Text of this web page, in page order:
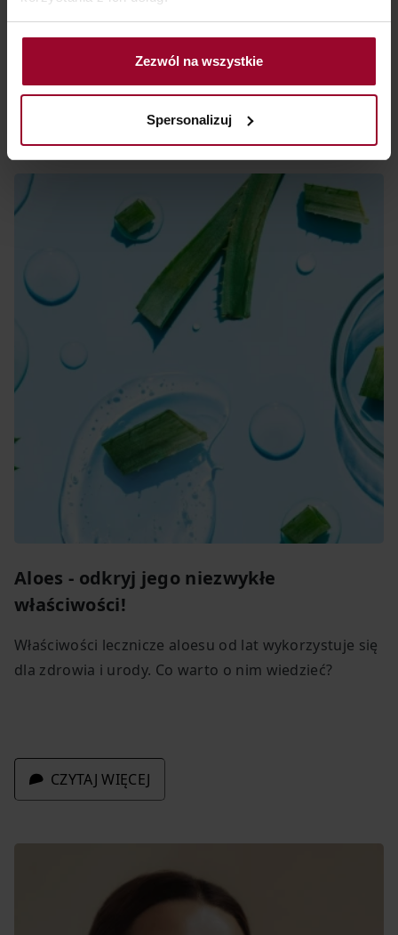
Zezwól na wszystkie
Spersonalizuj
oferty? Mamy coś dla cery suchej, zmęczonej i
Aloes - odkryj jego niezwykłe
właściwości!
Właściwości lecznicze aloesu od lat wykorzystuje się
dla zdrowia i urody. Co warto o nim wiedzieć?
CZYTAJ WIĘCEJ